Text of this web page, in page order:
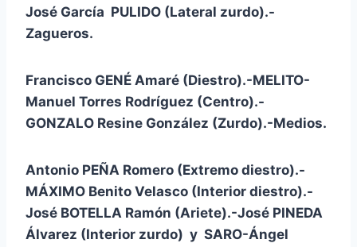
José García PULIDO (Lateral zurdo).-
Zagueros.
Francisco GENÉ Amaré (Diestro).-MELITO-
Manuel Torres Rodríguez (Centro).-
GONZALO Resine González (Zurdo).-Medios.
Antonio PEÑA Romero (Extremo diestro).-
MÁXIMO Benito Velasco (Interior diestro).-
José BOTELLA Ramón (Ariete).-José PINEDA
Álvarez (Interior zurdo) y SARO-Ángel